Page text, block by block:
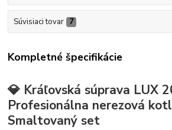
Súvisiaci tovar 7
Kompletné špecifikácie
💎 Kráľovská súprava LUX
Profesionálna nerezová
Smaltovaný set